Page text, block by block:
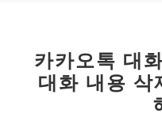
카카오톡 대
대화 내용 삭